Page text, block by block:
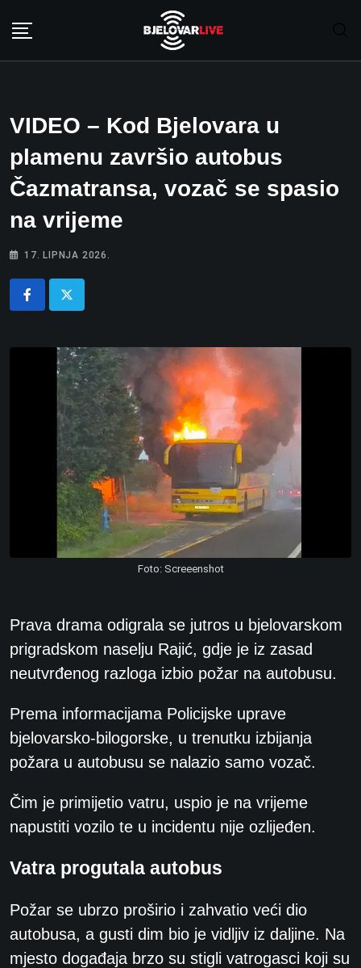
VIDEO – Kod Bjelovara u
plamenu završio autobus
Čazmatransa, vozač se spasio
na vrijeme
17. LIPNJA 2026.
Foto: Screeenshot
Prava drama odigrala se jutros u bjelovarskom
prigradskom naselju Rajić, gdje je iz zasad
neutvrđenog razloga izbio požar na autobusu.
Prema informacijama Policijske uprave
bjelovarsko-bilogorske, u trenutku izbijanja
požara u autobusu se nalazio samo vozač.
Čim je primijetio vatru, uspio je na vrijeme
napustiti vozilo te u incidentu nije ozlijeđen.
Vatra progutala autobus
Požar se ubrzo proširio i zahvatio veći dio
autobusa, a gusti dim bio je vidljiv iz daljine. Na
mjesto događaja brzo su stigli vatrogasci koji su